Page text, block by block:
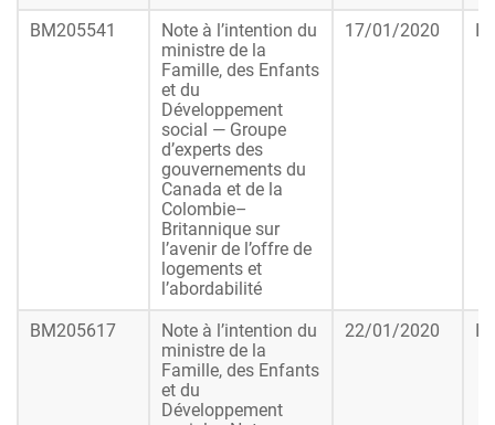
BM205541
Note à l’intention du
ministre de la
Famille, des Enfants
et du
Développement
social — Groupe
d’experts des
gouvernements du
Canada et de la
Colombie–
Britannique sur
l’avenir de l’offre de
logements et
l’abordabilité
17/01/2020
BM205617
Note à l’intention du
ministre de la
Famille, des Enfants
et du
Développement
22/01/2020